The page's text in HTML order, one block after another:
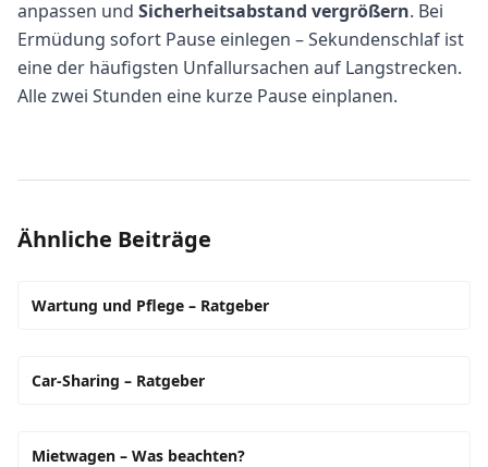
anpassen und Sicherheitsabstand vergrößern. Bei
Ermüdung sofort Pause einlegen – Sekundenschlaf ist
eine der häufigsten Unfallursachen auf Langstrecken.
Alle zwei Stunden eine kurze Pause einplanen.
Ähnliche Beiträge
Wartung und Pflege – Ratgeber
Car-Sharing – Ratgeber
Mietwagen – Was beachten?